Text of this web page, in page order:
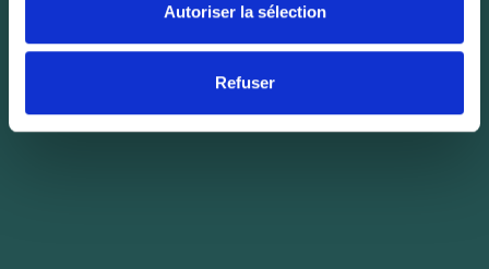
Autoriser la sélection
Refuser